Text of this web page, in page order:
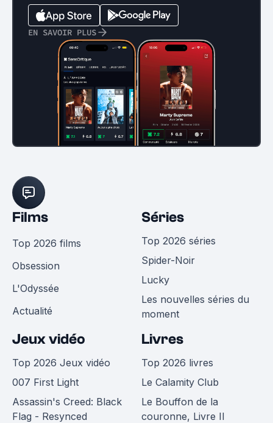
EN SAVOIR PLUS
Films
Top 2026 films
Obsession
L'Odyssée
Actualité
Séries
Top 2026 séries
Spider-Noir
Lucky
Les nouvelles séries du
moment
Jeux vidéo
Top 2026 Jeux vidéo
007 First Light
Assassin's Creed: Black
Flag - Resynced
Livres
Top 2026 livres
Le Calamity Club
Le Bouffon de la
couronne, Livre II